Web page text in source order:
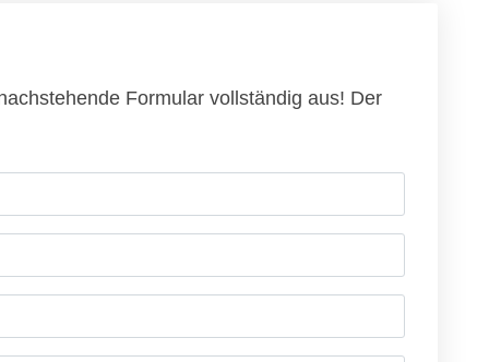
Formular vollständig aus! Der